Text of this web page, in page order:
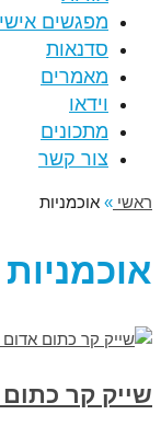
מפגשים
סדנאות
מאמרים
וידאו
מתכונים
צור קשר
ראשי » אוכמניות
אוכמניות
שייק קר